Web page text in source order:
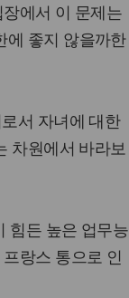
에서 이 문제는
에 좋지 않을까한
서 자녀에 대한
차원에서 바라보
힘든 높은 업무능
랑스 통으로 인